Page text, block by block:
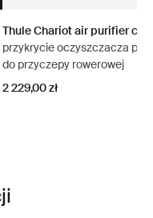
Thule Chariot air purifier
przykrycie oczyszczacza
do przyczepy rowerowej
2 229,00 zł